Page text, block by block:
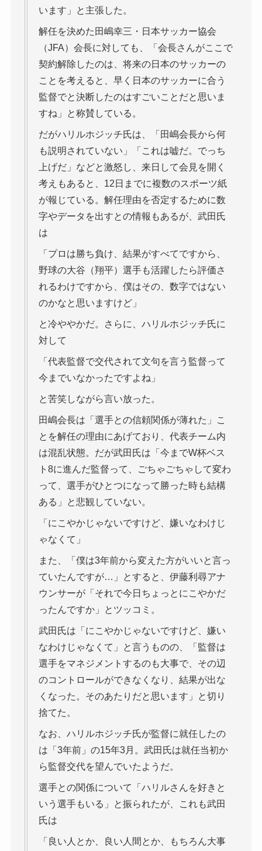
います」と主張した。
解任を決めた田嶋幸三・日本サッカー協会
（JFA）会長に対しても、「会長さんがここで
契約解除したのは、将来の日本のサッカーの
ことを考えると、早く日本のサッカーに合う
監督でと決断したのはすごいことだと思いま
すね」と称賛している。
だがハリルホジッチ氏は、「田嶋会長から何
も説明されていない」「これは嘘だ。でっち
上げだ」などと激怒し、来日して会見を開く
考えもあると、12日までに複数のスポーツ紙
が報じている。解任理由を否定するために数
字やデータを出すとの情報もあるが、武田氏
は
「プロは勝ち負け、結果がすべてですから、
野球の大谷（翔平）選手も活躍したら評価さ
れるわけですから、僕はその、数字ではない
のかなと思いますけど」
と冷ややかだ。さらに、ハリルホジッチ氏に
対して
「代表監督で交代されて文句を言う監督って
今までいなかったですよね」
と苦笑しながら言い放った。
田嶋会長は「選手との信頼関係が薄れた」こ
とを解任の理由にあげており、代表チーム内
は混乱状態。だが武田氏は「今までW杯ベス
ト8に進んだ監督って、ごちゃごちゃして変わ
って、選手がひとつになって勝った時も結構
ある」と悲観していない。
「にこやかじゃないですけど、嫌いなわけじ
ゃなくて」
また、「僕は3年前から変えた方がいいと言っ
ていたんですが…」とすると、伊藤利尋アナ
ウンサーが「それで今日ちょっとにこやかだ
ったんですか」とツッコミ。
武田氏は「にこやかじゃないですけど、嫌い
なわけじゃなくて」と言うものの、「監督は
選手をマネジメントするのも大事で、その辺
のコントロールができなくなり、結果が出な
くなった。そのあたりだと思います」と切り
捨てた。
なお、ハリルホジッチ氏が監督に就任したの
は「3年前」の15年3月。武田氏は就任当初か
ら監督交代を望んでいたようだ。
選手との関係について「ハリルさんを好きと
いう選手もいる」と振られたが、これも武田
氏は
「良い人とか、良い人間とか、もちろん大事